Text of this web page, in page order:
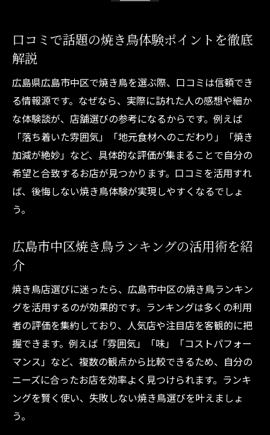
口コミで話題の焼き鳥体験ポイントを徹底
解説
広島県広島市中区で焼き鳥を選ぶ際、口コミは信頼でき
る情報源です。なぜなら、実際に訪れた人の感想や細か
な体験談が、店舗選びの参考になるからです。例えば
「落ち着いた雰囲気」「地元食材へのこだわり」「焼き
加減が絶妙」など、具体的な評価が集まることで自分の
希望と合致するお店が見つかります。口コミを活用すれ
ば、後悔しない焼き鳥体験が実現しやすくなるでしょ
う。
広島市中区焼き鳥ランキングの活用術を紹
介
焼き鳥店選びに迷ったら、広島市中区の焼き鳥ランキン
グを活用するのが効果的です。ランキングは多くの利用
者の評価を集約しており、人気店や注目店を客観的に把
握できます。例えば「雰囲気」「味」「コストパフォー
マンス」など、複数の観点から比較できるため、自分の
ニーズに合ったお店を効率よく見つけられます。ランキ
ングを賢く使い、失敗しない焼き鳥選びを叶えましょ
う。